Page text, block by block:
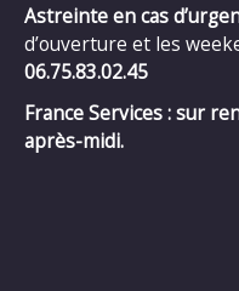
Astreinte en cas
d’ouverture et les
06.75.83.02.45
France Services : sur
après-midi.